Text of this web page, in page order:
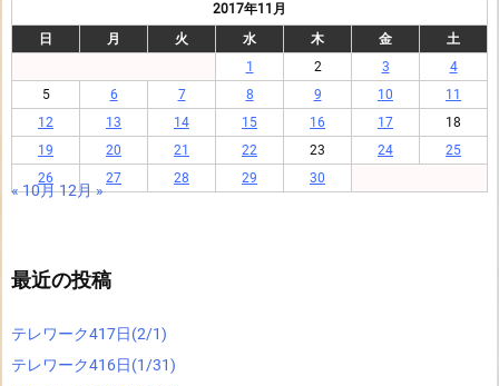
2017年11月
日
月 火 水 木 金
土
1
2 3
4
5
6 7 8 9 10
11
12
13 14 15 16 17
18
19
20 21 22 23 24
25
26
27 28 29 30
« 10月12月 »
最近の投稿
テレワーク417日(2/1)
テレワーク416日(1/31)